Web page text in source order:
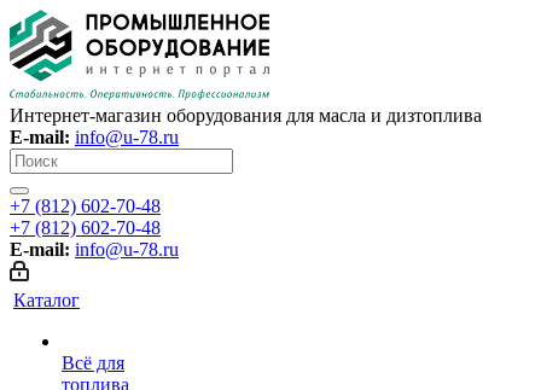
Интернет-магазин оборудования для масла и дизтоплива
E-mail: info@u-78.ru
+7 (812) 602-70-48
+7 (812) 602-70-48
E-mail: info@u-78.ru
Каталог
Всё для
топлива